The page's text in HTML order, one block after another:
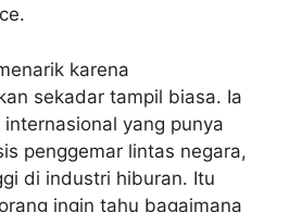
karena
sekadar tampil biasa. Ia
yang punya
penggemar lintas negara,
di industri hiburan. Itu
ingin tahu bagaimana